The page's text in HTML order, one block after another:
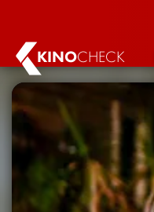
KINOCHECK